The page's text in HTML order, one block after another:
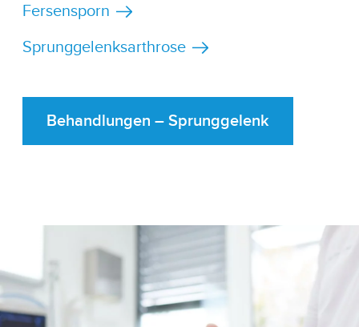
Fersensporn
Sprunggelenksarthrose
Behandlungen – Sprunggelenk